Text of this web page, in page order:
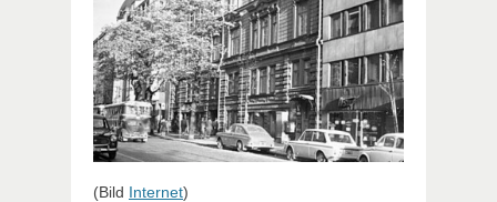
(Bild Internet)